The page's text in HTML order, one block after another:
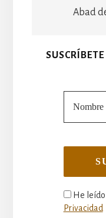
Abad
He
Privacidad